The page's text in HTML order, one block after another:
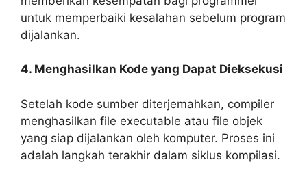
untuk memperbaiki kesalahan sebelum program
dijalankan.
4. Menghasilkan Kode yang Dapat Dieksekusi
Setelah kode sumber diterjemahkan, compiler
menghasilkan file executable atau file objek
yang siap dijalankan oleh komputer. Proses ini
adalah langkah terakhir dalam siklus kompilasi.